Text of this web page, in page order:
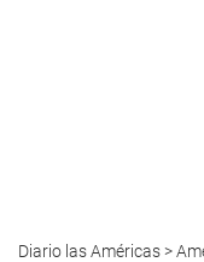
Diario las Américas>